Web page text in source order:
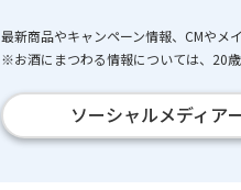
最新商品やキャンペーン情報、CMやメ
※お酒にまつわる情報については、20
ソーシャルメディア